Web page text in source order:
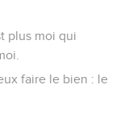
plus moi qui
faire le bien : le